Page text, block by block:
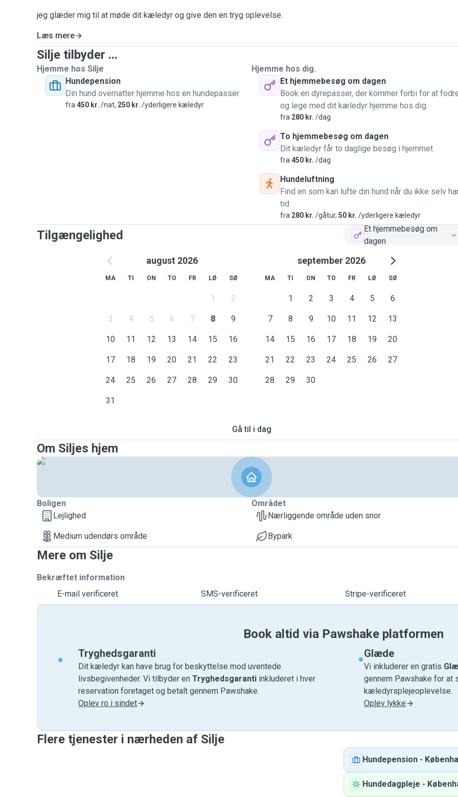
jeg glæder mig til at møde dit kæledyr og give den en tryg oplevelse.
Læs mere
Silje tilbyder ...
Hjemme hos Silje
Hundepension
Din hund overnatter hjemme hos en hundepasser
fra 450 kr. /nat, 250 kr. /yderligere kæledyr
Hjemme hos dig.
Et hjemmebesøg om dagen
Book en dyrepasser, der kommer forbi for at
og lege med dit kæledyr hjemme hos dig.
fra 280 kr. /dag
To hjemmebesøg om dagen
Dit kæledyr får to daglige besøg i hjemmet
fra 450 kr. /dag
Hundeluftning
Find en som kan lufte din hund når du ikke selv
tid
fra 280 kr. /gåtur, 50 kr. /yderligere kæledyr
Tilgængelighed
Et hjemmebesøg om
dagen
august 2026
MA TI ON TO FR LØ SØ
1 2
3 4 5 6 7 8 9
10 11 12 13 14 15 16
17 18 19 20 21 22 23
24 25 26 27 28 29 30
31
september 2026
MA TI ON TO FR LØ SØ
1 2 3 4 5 6
7 8 9 10 11 12 13
14 15 16 17 18 19 20
21 22 23 24 25 26 27
28 29 30
Gå til i dag
Om Siljes hjem
Boligen
Lejlighed
Medium udendørs område
Området
Nærliggende område uden snor
Bypark
Mere om Silje
Bekræftet information
E-mail verificeret
SMS-verificeret Stripe-verificeret
Book altid via Pawshake platformen
Tryghedsgaranti
Dit kæledyr kan have brug for beskyttelse mod uventede
livsbegivenheder. Vi tilbyder en Tryghedsgaranti inkluderet i hver
reservation foretaget og betalt gennem Pawshake.
Oplev ro i sindet
Glæde
Vi inkluderer en gratis
gennem Pawshake for at
kæledyrsplejeoplevelse.
Oplev lykke
Flere tjenester i nærheden af ​​Silje
Hundepension -
Hundedagpleje -